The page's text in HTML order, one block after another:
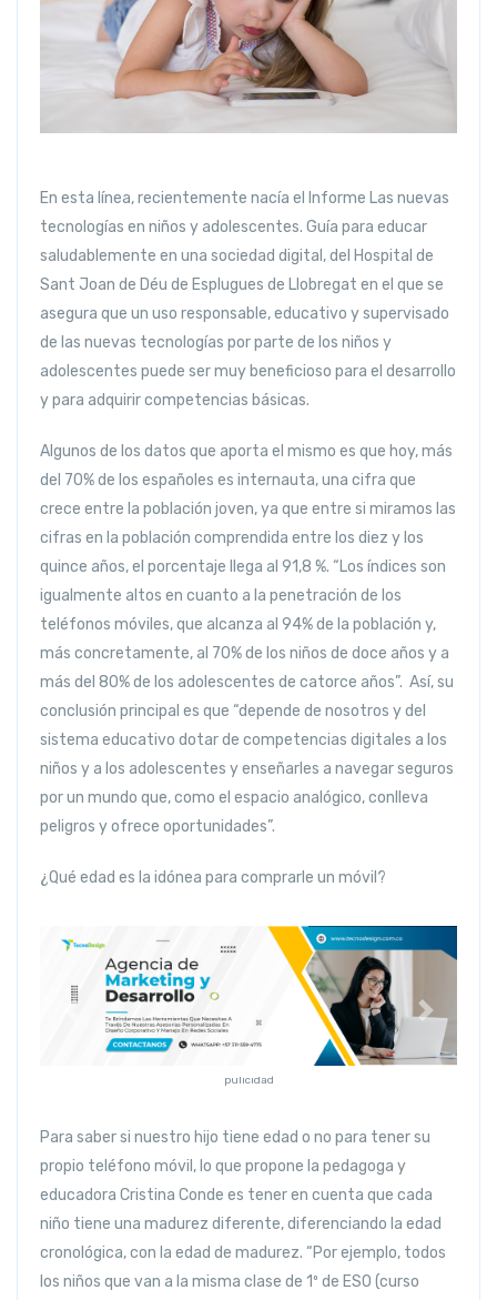
En esta línea, recientemente nacía el Informe Las nuevas
tecnologías en niños y adolescentes. Guía para educar
saludablemente en una sociedad digital, del Hospital de
Sant Joan de Déu de Esplugues de Llobregat en el que se
asegura que un uso responsable, educativo y supervisado
de las nuevas tecnologías por parte de los niños y
adolescentes puede ser muy beneficioso para el desarrollo
y para adquirir competencias básicas.
Algunos de los datos que aporta el mismo es que hoy, más
del 70% de los españoles es internauta, una cifra que
crece entre la población joven, ya que entre si miramos las
cifras en la población comprendida entre los diez y los
quince años, el porcentaje llega al 91,8 %. “Los índices son
igualmente altos en cuanto a la penetración de los
teléfonos móviles, que alcanza al 94% de la población y,
más concretamente, al 70% de los niños de doce años y a
más del 80% de los adolescentes de catorce años”. Así, su
conclusión principal es que “depende de nosotros y del
sistema educativo dotar de competencias digitales a los
niños y a los adolescentes y enseñarles a navegar seguros
por un mundo que, como el espacio analógico, conlleva
peligros y ofrece oportunidades”.
¿Qué edad es la idónea para comprarle un móvil?
pulicidad
Anterior Siguiente
Para saber si nuestro hijo tiene edad o no para tener su
propio teléfono móvil, lo que propone la pedagoga y
educadora Cristina Conde es tener en cuenta que cada
niño tiene una madurez diferente, diferenciando la edad
cronológica, con la edad de madurez. “Por ejemplo, todos
los niños que van a la misma clase de 1º de ESO (curso